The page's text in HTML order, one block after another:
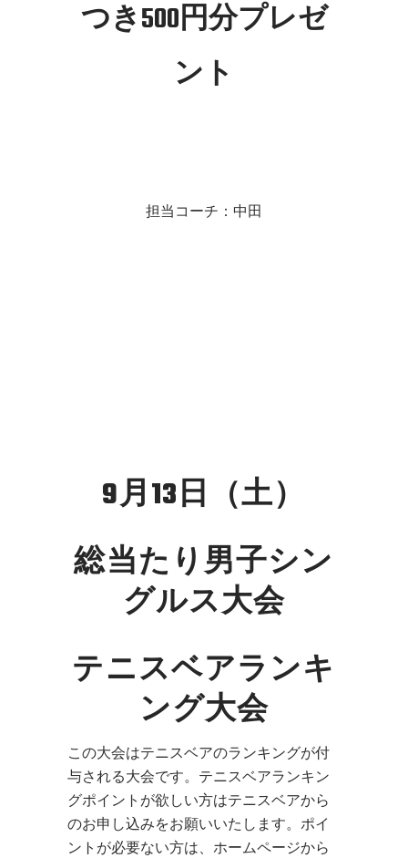
つき500円分プレゼ
ント
担当コーチ：中田
9月13日（土）
総当たり男子シン
グルス大会
テニスベアランキ
ング大会
この大会はテニスベアのランキングが付
与される大会です。テニスベアランキン
グポイントが欲しい方はテニスベアから
のお申し込みをお願いいたします。ポイ
ントが必要ない方は、ホームページから